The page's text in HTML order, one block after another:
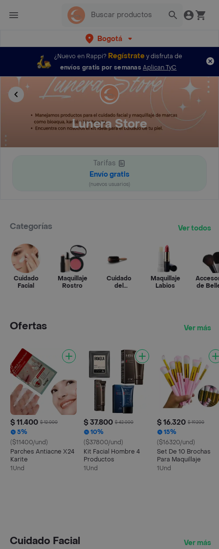
Bogotá
¿Nuevo en Rappi? Regístratey disfruta de
envíos gratis por semanas Aplican TyC
Lunera Store
Tarifas
Envío gratis
(nuevos usuarios)
Categorías Ver todos
Cuidado
Facial
Maquillaje
Rostro
Cuidado
del
Maquillaje
Labios
de
Ofertas Ver más
$ 11.400 $ 12.000
5%
($11400/und)
Parches Antiacne X24
Karite
1Und
$ 37.800 $ 42.000
10%
($37800/und)
Kit Facial Hombre 4
Productos
1Und
$ 16.320 $ 19.200
15%
($16320/und)
Set De 10 Brochas
Para Maquillaje
1Und
Cuidado Facial Ver más